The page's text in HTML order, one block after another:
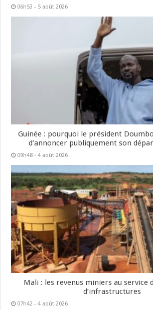
06h53 - 5 août 2026
Guinée : pourquoi le président
d’annoncer publiquement son
09h48 - 4 août 2026
Mali : les revenus miniers au service
d’infrastructures
07h42 - 4 août 2026